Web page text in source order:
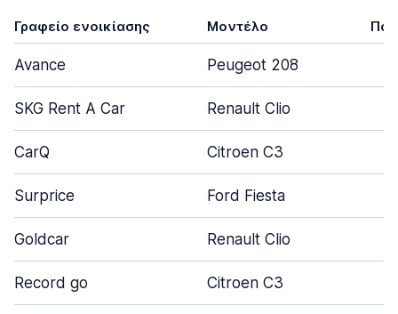
Γραφείο ενοικίασης Μοντέλο
Avance Peugeot 208
SKG Rent A Car Renault Clio
CarQ Citroen C3
Surprice Ford Fiesta
Goldcar Renault Clio
Record go Citroen C3